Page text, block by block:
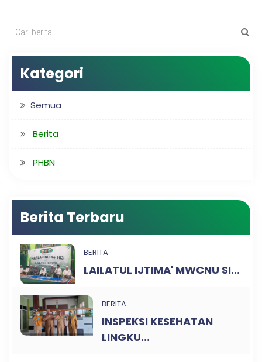
Kategori
Semua
Berita
PHBN
Berita Terbaru
BERITA
LAILATUL IJTIMA' MWCNU SI...
BERITA
INSPEKSI KESEHATAN
LINGKU...